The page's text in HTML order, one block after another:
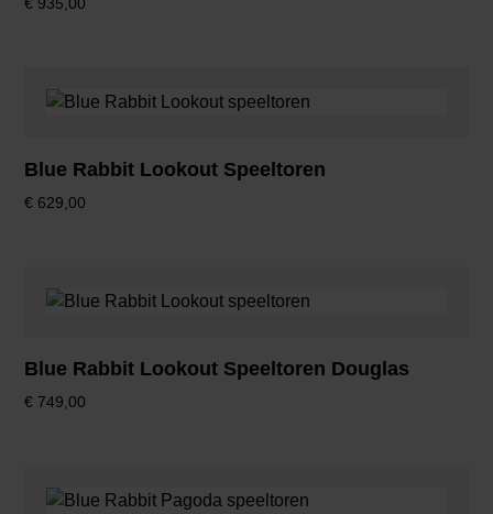
Blue Rabbit Lookout Speeltoren
€ 629,00
Blue Rabbit Lookout Speeltoren Douglas
€ 749,00